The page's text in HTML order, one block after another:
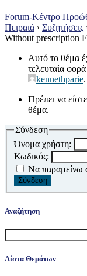
Forum-Κέντρο
Πειραιά › Συζητήσεις
Without prescription
Αυτό το θέμα
τελευταία φορά
kennethparie.
Πρέπει να
θέμα.
Σύνδεση
Όνομα χρήστη:
Κωδικός:
Να παραμείνω
Σύνδεση
Αναζήτηση
Αναζήτηση
για:
Λίστα Θεμάτων